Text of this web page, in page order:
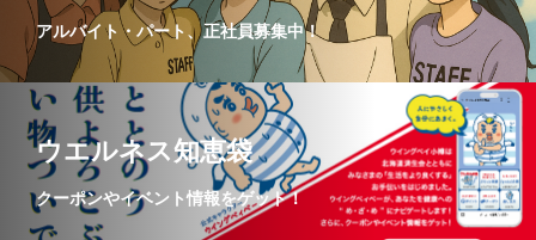
アルバイト・パート、正社員募集中！
ウエルネス知恵袋
クーポンやイベント情報をゲット！